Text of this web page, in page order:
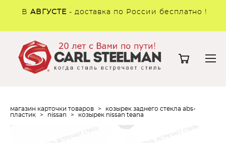
В АВГУСТЕ - доставка по России бесплатно !
магазин карточки товаров >
козырек заднего стекла abs-
пластик
> nissan > козырек nissan teana